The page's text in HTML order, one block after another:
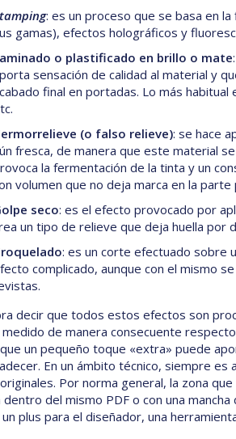
: es un proceso que se basa en
gamas), efectos holográficos y
o plastificado en brillo o mate
sensación de calidad al material y
final en portadas. Lo más
(o falso relieve): se hace
fresca, de manera que este material
la fermentación de la tinta y un
volumen que no deja marca en la
seco: es el efecto provocado por
un tipo de relieve que deja huella por
: es un corte efectuado sobre
complicado, aunque con el mismo
decir que todos estos efectos son
de manera consecuente
un pequeño toque «extra» puede
En un ámbito técnico, siempre
Por norma general, la zona
dentro del mismo PDF o con una
plus para el diseñador, una